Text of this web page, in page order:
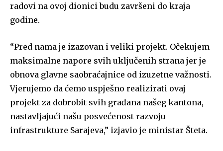
radovi na ovoj dionici budu završeni do kraja
godine.
“Pred nama je izazovan i veliki projekt. Očekujem
maksimalne napore svih uključenih strana jer je
obnova glavne saobraćajnice od izuzetne važnosti.
Vjerujemo da ćemo uspješno realizirati ovaj
projekt za dobrobit svih građana našeg kantona,
nastavljajući našu posvećenost razvoju
infrastrukture Sarajeva,” izjavio je ministar Šteta.